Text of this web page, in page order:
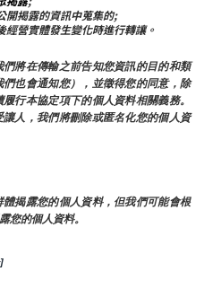
開揭露的資訊中蒐集的;
營實體發生變化時進行轉讓。
將在傳輸之前告知您資訊的目的和類
也會通知您），並徵得您的同意，除
行本協定項下的個人資料相關義務。
人，我們將刪除或匿名化您的個人資
揭露您的個人資料，但我們可能會根
您的個人資料。